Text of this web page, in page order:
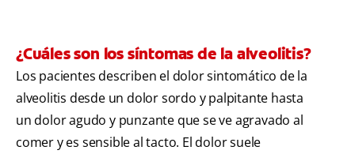
¿Cuáles son los síntomas de la alveolitis?
Los pacientes describen el dolor sintomático de la
alveolitis desde un dolor sordo y palpitante hasta
un dolor agudo y punzante que se ve agravado al
comer y es sensible al tacto. El dolor suele